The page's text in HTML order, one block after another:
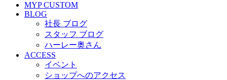
MYP CUSTOM
BLOG
社長 ブログ
スタッフ ブログ
ハーレー奥さん
ACCESS
イベント
ショップへのアクセス